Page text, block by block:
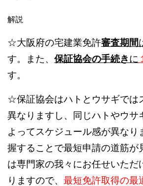
解説
☆大阪府の宅建業免許審査期間
す。また、 保証協会の手続きに
す。
☆保証協会はハトとウサギでは
異なりますし、同じハトやウサ
よってスケジュール感が異なり
握することで最短申請の道筋が
は専門家の我々にお任せいただ
りますので、 最短免許取得の最